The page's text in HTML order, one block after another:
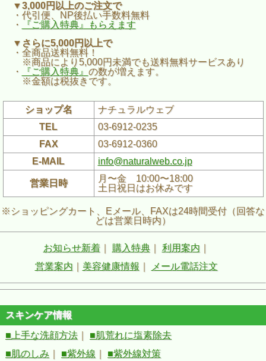
▼3,000円以上のご注文で
・代引便、NP後払い手数料無料
・
『ご購入特典』もらえます
▼さらに5,000円以上で
・全商品送料無料！
※商品により5,000円未満でも送料無料サービスあり
・
『ご購入特典』 の数が増えます。
※金額は税抜きです。
ショップ名
ナチュラルウェブ
TEL
03-6912-0235
FAX
03-6912-0360
E-MAIL
info@naturalweb.co.jp
営業日時
月〜金 10:00〜18:00
土日祝日はお休みです
※ショッピングカート、Eメール、FAXは24時間受付（回答な
どは営業日時内）
お知らせ新着｜ 購入特典｜ 利用案内
営業案内
美容健康情報 メール電話注文
スキンケア情報
■上手な洗顔方法
■肌荒れに塩素除去
■肌のしみ
■紫外線
■紫外線対策